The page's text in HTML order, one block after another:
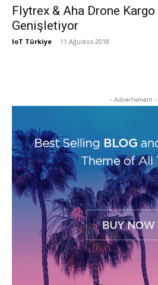
Flytrex & Aha Drone Kargo
Genişletiyor
IoT Türkiye - 11 Ağustos 2018
- Advertisment -